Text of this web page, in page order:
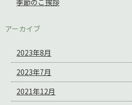
季節のご挨拶
アーカイブ
2023年8月
2023年7月
2021年12月